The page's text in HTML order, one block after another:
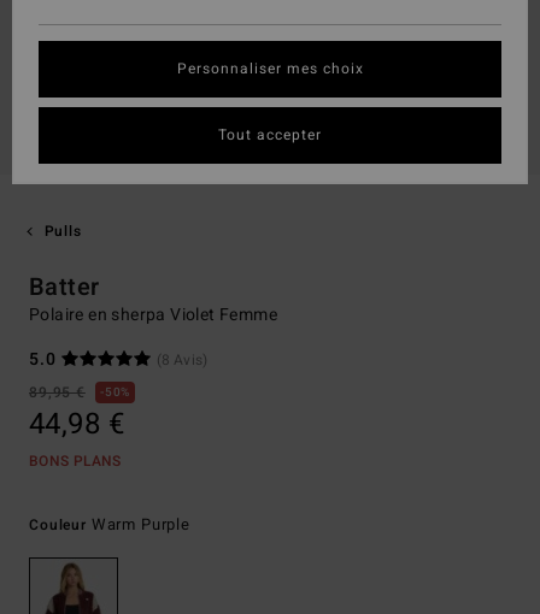
Pulls
Batter
Polaire en sherpa Violet Femme
5.0
(8 Avis)
89,95 €
50%
44,98 €
BONS PLANS
Couleur Warm Purple
Personnaliser mes choix
Tout accepter